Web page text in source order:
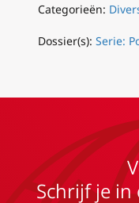
Categorieën:
Dossier(s): Serie:
Schrijf je